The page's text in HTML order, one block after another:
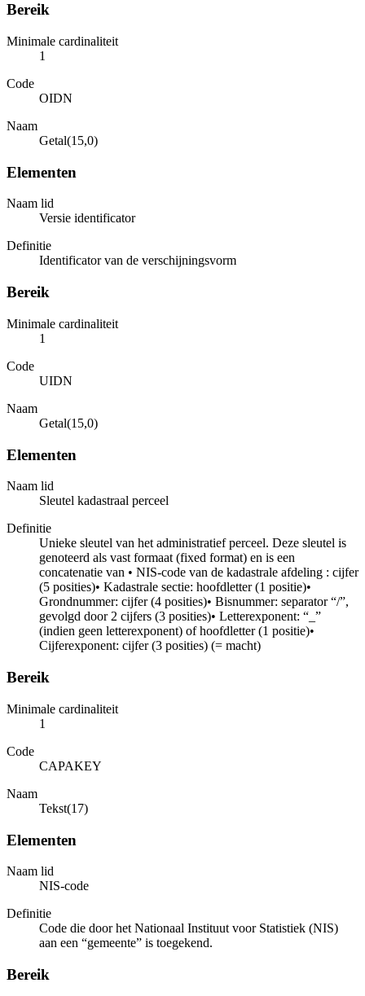
Bereik
Minimale cardinaliteit
1
Code
OIDN
Naam
Getal(15,0)
Elementen
Naam lid
Versie identificator
Definitie
Identificator van de verschijningsvorm
Bereik
Minimale cardinaliteit
1
Code
UIDN
Naam
Getal(15,0)
Elementen
Naam lid
Sleutel kadastraal perceel
Definitie
Unieke sleutel van het administratief perceel. Deze sleutel is
genoteerd als vast formaat (fixed format) en is een
concatenatie van • NIS-code van de kadastrale afdeling : cijfer
(5 posities)• Kadastrale sectie: hoofdletter (1 positie)•
Grondnummer: cijfer (4 posities)• Bisnummer: separator “/”,
gevolgd door 2 cijfers (3 posities)• Letterexponent: “_”
(indien geen letterexponent) of hoofdletter (1 positie)•
Cijferexponent: cijfer (3 posities) (= macht)
Bereik
Minimale cardinaliteit
1
Code
CAPAKEY
Naam
Tekst(17)
Elementen
Naam lid
NIS-code
Definitie
Code die door het Nationaal Instituut voor Statistiek (NIS)
aan een “gemeente” is toegekend.
Bereik